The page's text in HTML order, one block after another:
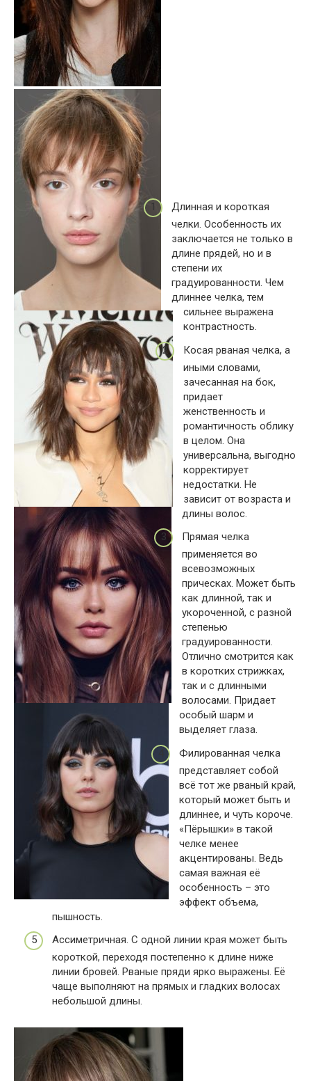
Длинная и короткая
челки. Особенность их
заключается не только в
длине прядей, но и в
степени их
градуированности. Чем
длиннее челка, тем
сильнее выражена
контрастность.
Косая рваная челка, а
иными словами,
зачесанная на бок,
придает
женственность и
романтичность облику
в целом. Она
универсальна, выгодно
корректирует
недостатки. Не
зависит от возраста и
длины волос.
Прямая челка
применяется во
всевозможных
прическах. Может быть
как длинной, так и
укороченной, с разной
степенью
градуированности.
Отлично смотрится как
в коротких стрижках,
так и с длинными
волосами. Придает
особый шарм и
выделяет глаза.
Филированная челка
представляет собой
всё тот же рваный край,
который может быть и
длиннее, и чуть короче.
«Пёрышки» в такой
челке менее
акцентированы. Ведь
самая важная её
особенность – это
эффект объема,
пышность.
Ассиметричная. С одной линии края может быть
короткой, переходя постепенно к длине ниже
линии бровей. Рваные пряди ярко выражены. Её
чаще выполняют на прямых и гладких волосах
небольшой длины.